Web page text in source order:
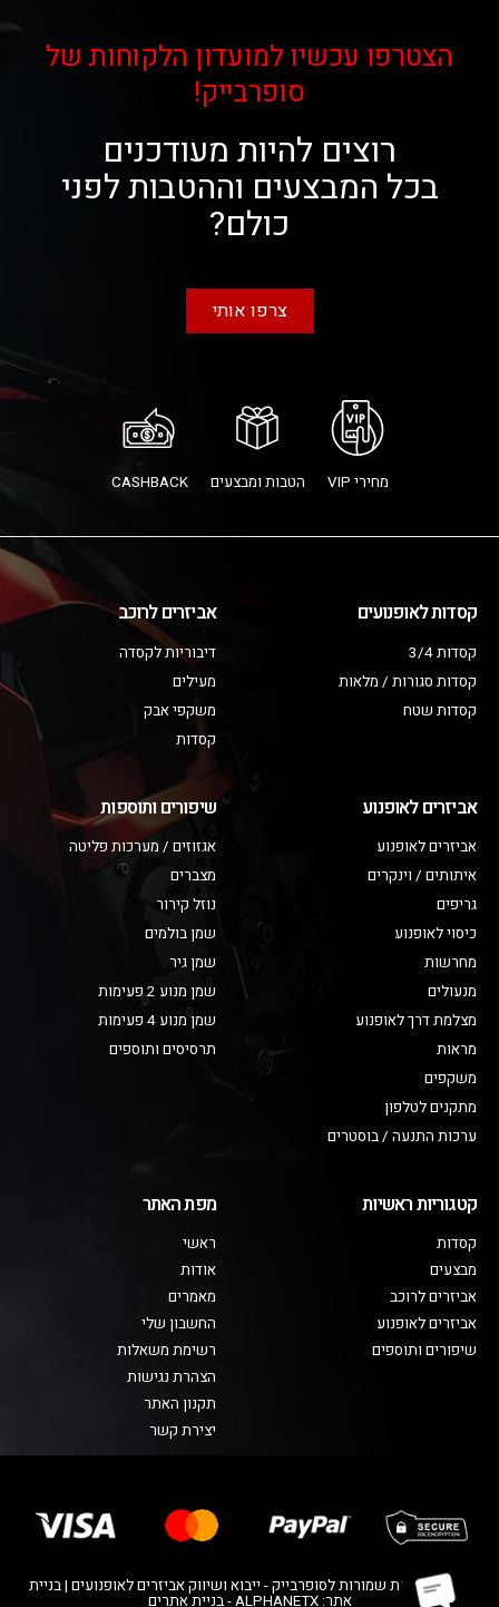
הצטרפו עכשיו למועדון הלקוחות של
סופרבייק!
רוצים להיות מעודכנים
בכל המבצעים וההטבות לפני
כולם?
צרפו אותי
מחירי VIP הטבות ומבצעים CASHBACK
קסדות לאופנועים
קסדות 3/4
קסדות סגורות / מלאות
קסדות שטח
אביזרים לרוכב
דיבוריות לקסדה
מעילים
משקפי אבק
קסדות
אביזרים לאופנוע
אביזרים לאופנוע
איתותים / וינקרים
גריפים
כיסוי לאופנוע
מחרשות
מנעולים
מצלמת דרך לאופנוע
מראות
משקפים
מתקנים לטלפון
ערכות התנעה / בוסטרים
שיפורים ותוספות
אגזוזים / מערכות פליטה
מצברים
נוזל קירור
שמן בולמים
שמן גיר
שמן מנוע 2 פעימות
שמן מנוע 4 פעימות
תרסיסים ותוספים
קטגוריות ראשיות
קסדות
מבצעים
אביזרים לרוכב
אביזרים לאופנוע
שיפורים ותוספים
מפת האתר
ראשי
אודות
מאמרים
החשבון שלי
רשימת משאלות
הצהרת נגישות
תקנון האתר
יצירת קשר
© כל הזכויות שמורות לסופרבייק - ייבוא ושיווק אביזרים לאופנועים | בניית
אתר: ALPHANETX - בניית אתרים